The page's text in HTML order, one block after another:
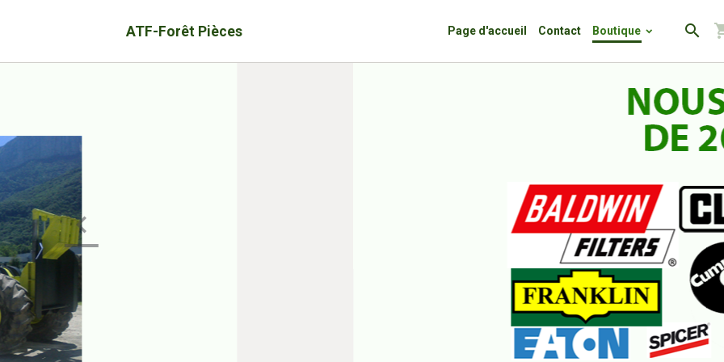
ATF-Forêt Pièces Page d'accueil Contact Boutique